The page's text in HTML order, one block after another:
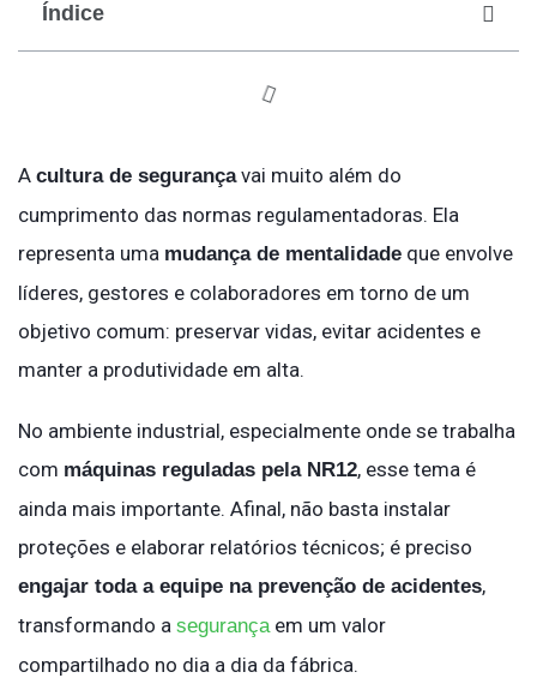
Índice
A cultura de segurançavai muito além do
cumprimento das normas regulamentadoras. Ela
representa uma mudança de mentalidade que envolve
líderes, gestores e colaboradores em torno de um
objetivo comum: preservar vidas, evitar acidentes e
manter a produtividade em alta.
No ambiente industrial, especialmente onde se trabalha
com máquinas reguladas pela NR12, esse tema é
ainda mais importante. Afinal, não basta instalar
proteções e elaborar relatórios técnicos; é preciso
engajar toda a equipe na prevenção de acidentes,
transformando a segurançaem um valor
compartilhado no dia a dia da fábrica.